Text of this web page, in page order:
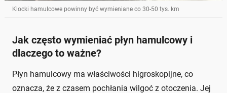
Klocki hamulcowe powinny być wymieniane co 30-50 tys. km
Jak często wymieniać płyn hamulcowy i
dlaczego to ważne?
Płyn hamulcowy ma właściwości higroskopijne, co
oznacza, że z czasem pochłania wilgoć z otoczenia. Jej